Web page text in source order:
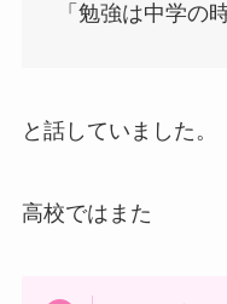
「勉強は中学の
と話していました。
高校ではまた